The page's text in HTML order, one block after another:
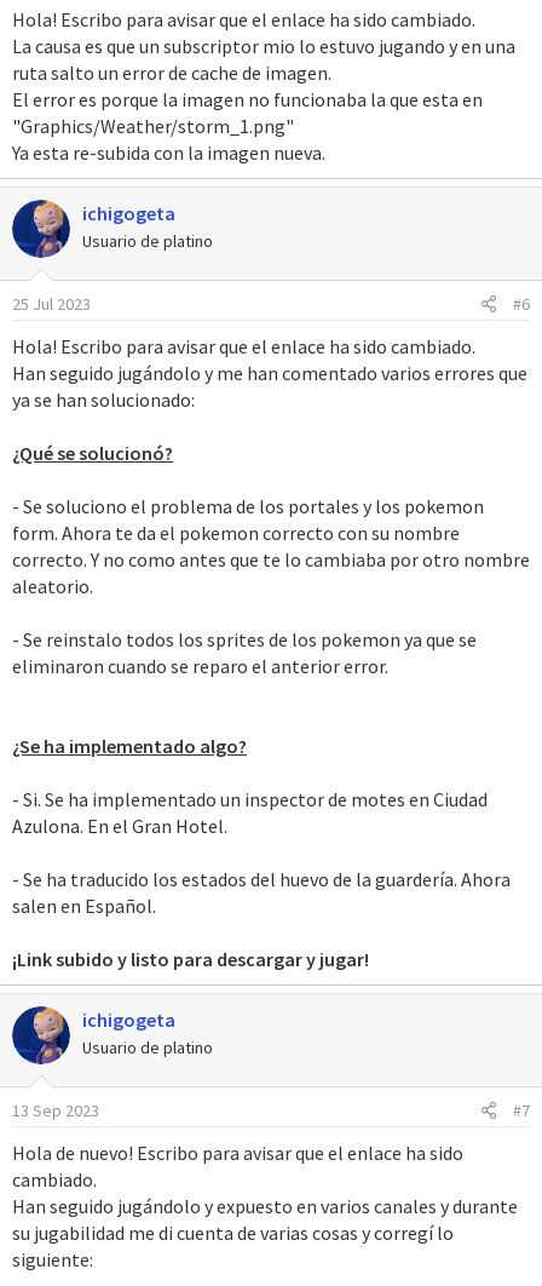
s
:
Hola! Escribo para avisar que el enlace ha sido cambiado.
La causa es que un subscriptor mio lo estuvo jugando y en una
ruta salto un error de cache de imagen.
El error es porque la imagen no funcionaba la que esta en
"Graphics/Weather/storm_1.png"
Ya esta re-subida con la imagen nueva.
ichigogeta
Usuario de platino
25 Jul 2023 #6
Hola! Escribo para avisar que el enlace ha sido cambiado.
Han seguido jugándolo y me han comentado varios errores que
ya se han solucionado:
¿Qué se solucionó?
- Se soluciono el problema de los portales y los pokemon
form. Ahora te da el pokemon correcto con su nombre
correcto. Y no como antes que te lo cambiaba por otro nombre
aleatorio.
- Se reinstalo todos los sprites de los pokemon ya que se
eliminaron cuando se reparo el anterior error.
¿Se ha implementado algo?
- Si. Se ha implementado un inspector de motes en Ciudad
Azulona. En el Gran Hotel.
- Se ha traducido los estados del huevo de la guardería. Ahora
salen en Español.
¡Link subido y listo para descargar y jugar!
ichigogeta
Usuario de platino
13 Sep 2023 #7
Hola de nuevo! Escribo para avisar que el enlace ha sido
cambiado.
Han seguido jugándolo y expuesto en varios canales y durante
su jugabilidad me di cuenta de varias cosas y corregí lo
siguiente: